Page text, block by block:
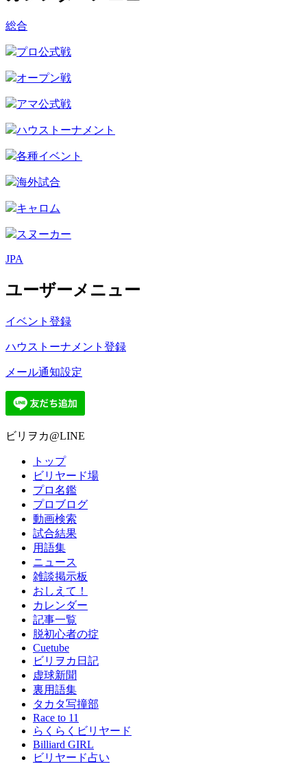
総合
プロ公式戦
オープン戦
アマ公式戦
ハウストーナメント
各種イベント
海外試合
キャロム
スヌーカー
JPA
ユーザーメニュー
イベント登録
ハウストーナメント登録
メール通知設定
ビリヲカ@LINE
トップ
ビリヤード場
プロ名鑑
プロブログ
動画検索
試合結果
用語集
ニュース
雑談掲示板
おしえて！
カレンダー
記事一覧
脱初心者の掟
Cuetube
ビリヲカ日記
虚球新聞
裏用語集
タカタ写撞部
Race to 11
らくらくビリヤード
Billiard GIRL
ビリヤード占い